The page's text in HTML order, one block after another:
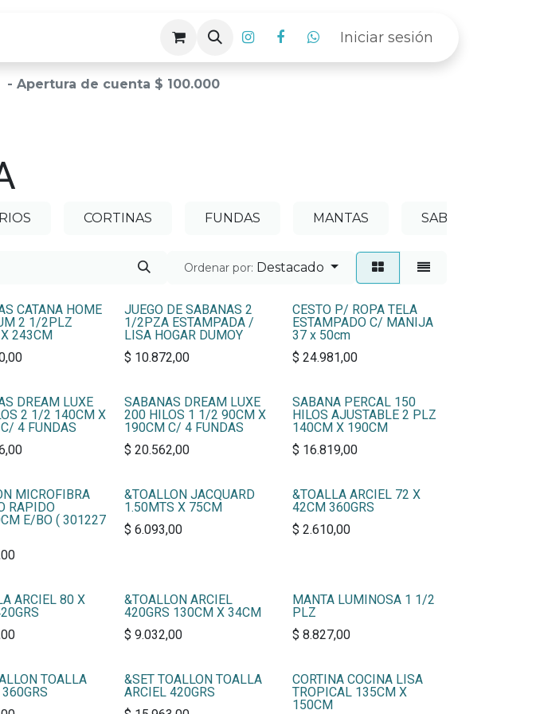
Iniciar sesión
- Apertura de cuenta $ 100.000
CORTINAS FUNDAS MANTAS SABANAS
Ordenar por: Destacado
CATANA HOME
2 1/2PLZ
243CM
JUEGO DE SABANAS 2
1/2PZA ESTAMPADA /
LISA HOGAR DUMOY
$ 10.872,00
CESTO P/ ROPA TELA
ESTAMPADO C/ MANIJA
37 x 50cm
$ 24.981,00
DREAM LUXE
2 1/2 140CM X
4 FUNDAS
SABANAS DREAM LUXE
200 HILOS 1 1/2 90CM X
190CM C/ 4 FUNDAS
$20.562,00
SABANA PERCAL 150
HILOS AJUSTABLE 2 PLZ
140CM X 190CM
$ 16.819,00
MICROFIBRA
RAPIDO
E/BO ( 301227
&TOALLON JACQUARD
1.50MTS X 75CM
$6.093,00
&TOALLA ARCIEL 72 X
42CM 360GRS
$ 2.610,00
ARCIEL 80 X
&TOALLON ARCIEL
420GRS 130CM X 34CM
$9.032,00
MANTA LUMINOSA 1 1/2
PLZ
$ 8.827,00
TOALLA
&SET TOALLON TOALLA
ARCIEL 420GRS
CORTINA COCINA LISA
TROPICAL 135CM X
150CM